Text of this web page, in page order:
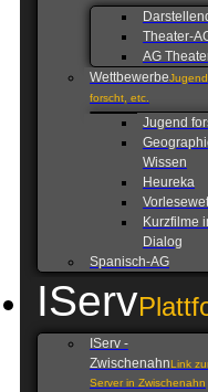
Theater-
AG
WettbewerbeJugend
forscht, etc.
Jugend
Wissen
Heureka
Kurzfilme
Dialog
Spanisch-AG
IServ
IServ -
ZwischenahnLink
Server in Zwischenahn